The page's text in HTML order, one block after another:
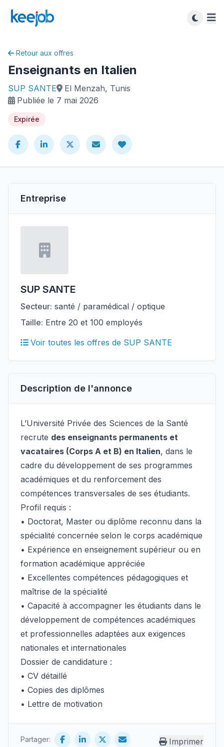
Retour aux offres
Enseignants en Italien
SUP SANTE
El Menzah, Tunis
Publiée le 7 mai 2026
Expirée
Entreprise
SUP SANTE
Secteur: santé / paramédical / optique
Taille: Entre 20 et 100 employés
Voir toutes les offres de SUP SANTE
Description de l'annonce
L’Université Privée des Sciences de la Santé
recrute des enseignants permanents et
vacataires (Corps A et B) en Italien, dans le
cadre du développement de ses programmes
académiques et du renforcement des
compétences transversales de ses étudiants.
Profil requis :
• Doctorat, Master ou diplôme reconnu dans la
spécialité concernée selon le corps académique
• Expérience en enseignement supérieur ou en
formation académique appréciée
• Excellentes compétences pédagogiques et
maîtrise de la spécialité
• Capacité à accompagner les étudiants dans le
développement de compétences académiques
et professionnelles adaptées aux exigences
nationales et internationales
Dossier de candidature :
• CV détaillé
• Copies des diplômes
• Lettre de motivation
Partager: Imprimer